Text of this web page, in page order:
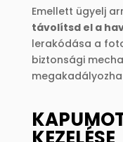
Emellett ügyelj
távolítsd el a
lerakódása a
biztonsági